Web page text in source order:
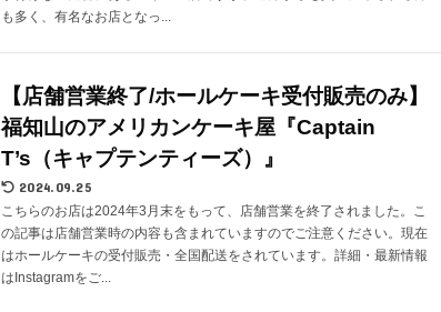
も多く、有名なお店となっ...
【店舗営業終了/ホールケーキ受付販売のみ】
福知山のアメリカンケーキ屋『Captain
T’s（キャプテンティーズ）』
2024.09.25
こちらのお店は2024年3月末をもって、店舗営業を終了されました。こ
の記事は店舗営業時の内容も含まれていますのでご注意ください。現在
はホールケーキの受付販売・全国配送をされています。詳細・最新情報
はInstagramをご...